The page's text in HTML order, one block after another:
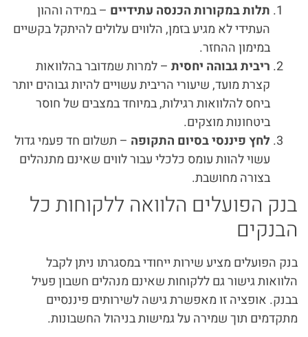
תלות במקורות הכנסה עתידיים – במידה וההון
העתידי לא מגיע בזמן, הלווים עלולים להיתקל בקשיים
במימון ההחזר.
ריבית גבוהה יחסית – למרות שמדובר בהלוואות
קצרת מועד, שיעורי הריבית עשויים להיות גבוהים יותר
ביחס להלוואות רגילות, במיוחד במצבים של חוסר
ביטחונות מוצקים.
לחץ פיננסי בסיום התקופה – תשלום חד פעמי גדול
עשוי להוות עומס כלכלי עבור לווים שאינם מתנהלים
בצורה מחושבת.
בנק הפועלים הלוואה ללקוחות כל
הבנקים
בנק הפועלים מציע שירות ייחודי במסגרתו ניתן לקבל
הלוואות גישור גם ללקוחות שאינם מנהלים חשבון פעיל
בבנק. אופציה זו מאפשרת גישה לשירותים פיננסיים
מתקדמים תוך שמירה על גמישות בניהול החשבונות.